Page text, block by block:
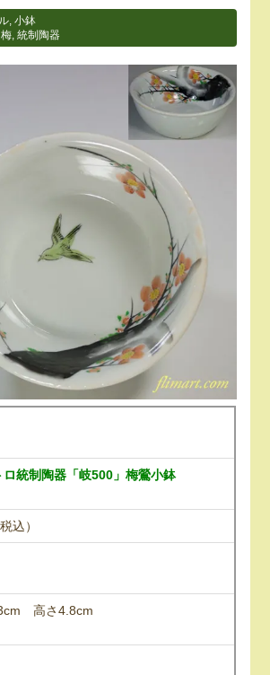
,小鉢
,梅 ,統制陶器
ロ統制陶器「岐500」梅鶯小鉢
税込）
高さ4.8cm